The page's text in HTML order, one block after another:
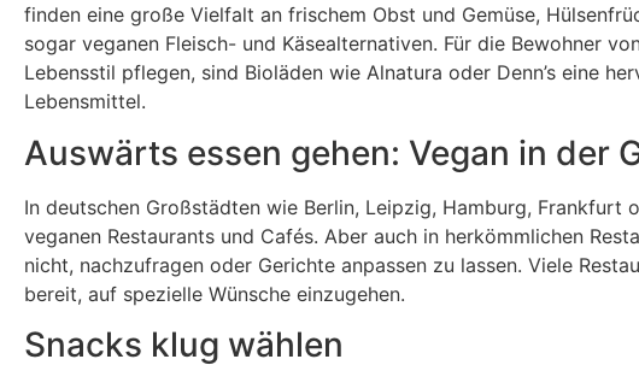
finden eine große Vielfalt an frischem Obst und Gemüse,
sogar veganen Fleisch- und Käsealternativen. Für die Bewohner
Lebensstil pflegen, sind Bioläden wie Alnatura oder Denn’s eine
Lebensmittel.
Auswärts essen gehen: Vegan in der
In deutschen Großstädten wie Berlin, Leipzig, Hamburg, Frankfurt
veganen Restaurants und Cafés. Aber auch in herkömmlichen
nicht, nachzufragen oder Gerichte anpassen zu lassen. Viele
bereit, auf spezielle Wünsche einzugehen.
Snacks klug wählen